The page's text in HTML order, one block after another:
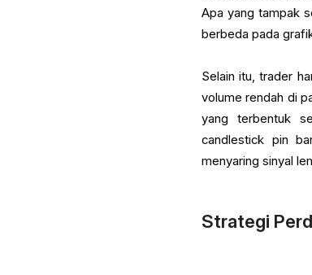
Apa yang tampak
berbeda pada
Selain itu, trader
volume rendah di
yang terbentuk
candlestick pin
menyaring sinyal
Strategi